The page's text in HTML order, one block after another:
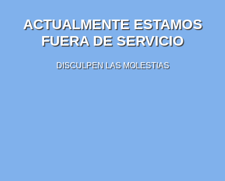
ACTUALMENTE ESTAMOS
FUERA DE SERVICIO
DISCULPEN LAS MOLESTIAS